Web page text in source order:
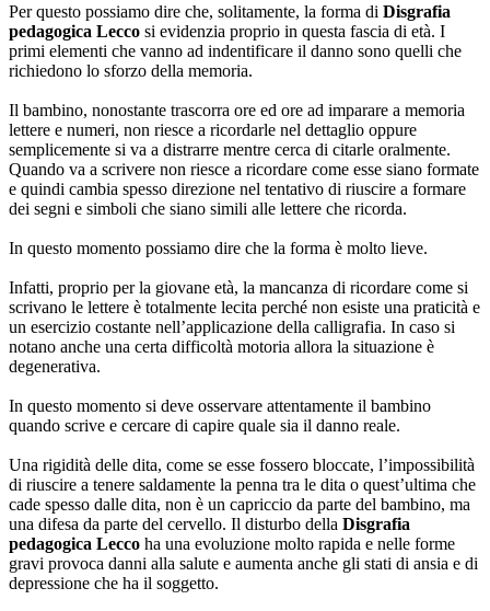
Per questo possiamo dire che, solitamente, la forma di Disgrafia
pedagogica Lecco si evidenzia proprio in questa fascia di età. I
primi elementi che vanno ad indentificare il danno sono quelli che
richiedono lo sforzo della memoria.
Il bambino, nonostante trascorra ore ed ore ad imparare a memoria
lettere e numeri, non riesce a ricordarle nel dettaglio oppure
semplicemente si va a distrarre mentre cerca di citarle oralmente.
Quando va a scrivere non riesce a ricordare come esse siano formate
e quindi cambia spesso direzione nel tentativo di riuscire a formare
dei segni e simboli che siano simili alle lettere che ricorda.
In questo momento possiamo dire che la forma è molto lieve.
Infatti, proprio per la giovane età, la mancanza di ricordare come si
scrivano le lettere è totalmente lecita perché non esiste una praticità e
un esercizio costante nell’applicazione della calligrafia. In caso si
notano anche una certa difficoltà motoria allora la situazione è
degenerativa.
In questo momento si deve osservare attentamente il bambino
quando scrive e cercare di capire quale sia il danno reale.
Una rigidità delle dita, come se esse fossero bloccate, l’impossibilità
di riuscire a tenere saldamente la penna tra le dita o quest’ultima che
cade spesso dalle dita, non è un capriccio da parte del bambino, ma
una difesa da parte del cervello. Il disturbo della Disgrafia
pedagogica Lecco ha una evoluzione molto rapida e nelle forme
gravi provoca danni alla salute e aumenta anche gli stati di ansia e di
depressione che ha il soggetto.